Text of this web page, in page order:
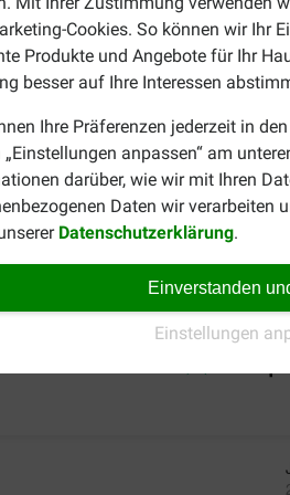
Cookies. So können wir Ihr
Produkte und Angebote für Ihr
besser auf Ihre Interessen
Ihre Präferenzen jederzeit in
„Einstellungen anpassen“ am
darüber, wie wir mit Ihren
Daten wir verarbeiten
Datenschutzerklärung.
Einverstanden
Einstellungen
150 - 270 270 - 320
185 - 365 365 - 430
205 - 430 430 - 490
ist auf der Verpackung
kühlen, trockenen Ort und
Wir haben dieses Futter
. Suchen Sie einen anderes